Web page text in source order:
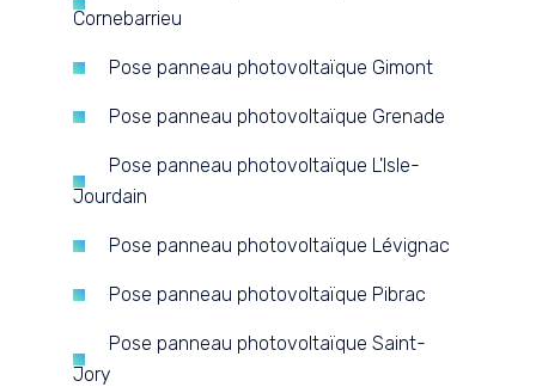
Cornebarrieu
Pose panneau photovoltaïque Gimont
Pose panneau photovoltaïque Grenade
Pose panneau photovoltaïque L'Isle-
Jourdain
Pose panneau photovoltaïque Lévignac
Pose panneau photovoltaïque Pibrac
Pose panneau photovoltaïque Saint-
Jory